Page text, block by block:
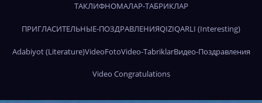
ТАКЛИФНОМАЛАР-ТАБРИКЛАР
ПРИГЛАСИТЕЛЬНЫЕ-ПОЗДРАВЛЕНИЯQIZIQARLI (Interesting)
Adabiyot (Literature)VideoFotoVideo-TabriklarВидео-Поздравления
Video Congratulations